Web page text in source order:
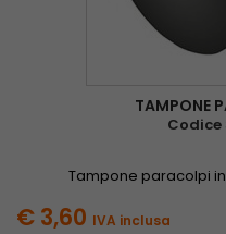
TAMPONE
Codice
Tampone paracolpi
€ 3,60 IVA inclusa